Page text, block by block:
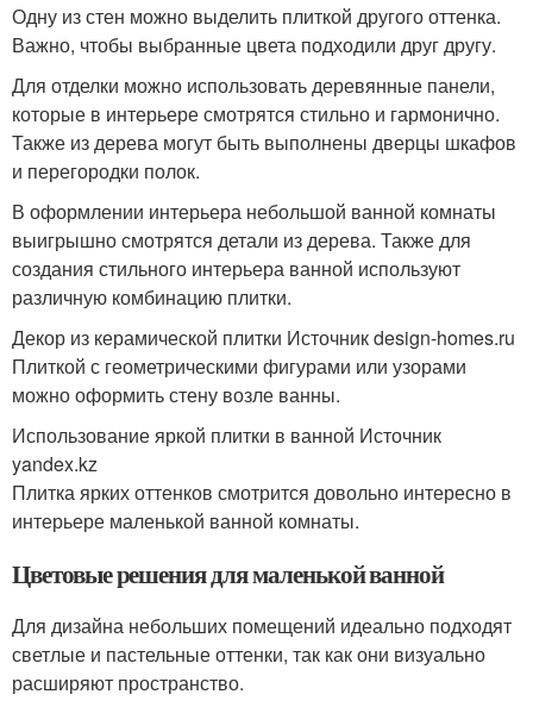
Одну из стен можно выделить плиткой другого оттенка.
Важно, чтобы выбранные цвета подходили друг другу.
Для отделки можно использовать деревянные панели,
которые в интерьере смотрятся стильно и гармонично.
Также из дерева могут быть выполнены дверцы шкафов
и перегородки полок.
В оформлении интерьера небольшой ванной комнаты
выигрышно смотрятся детали из дерева. Также для
создания стильного интерьера ванной используют
различную комбинацию плитки.
Декор из керамической плитки Источник design-homes.ru
Плиткой с геометрическими фигурами или узорами
можно оформить стену возле ванны.
Использование яркой плитки в ванной Источник
yandex.kz
Плитка ярких оттенков смотрится довольно интересно в
интерьере маленькой ванной комнаты.
Цветовые решения для маленькой ванной
Для дизайна небольших помещений идеально подходят
светлые и пастельные оттенки, так как они визуально
расширяют пространство.